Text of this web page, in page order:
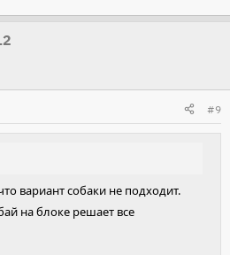
#9
вариант собаки не подходит.
на блоке решает все